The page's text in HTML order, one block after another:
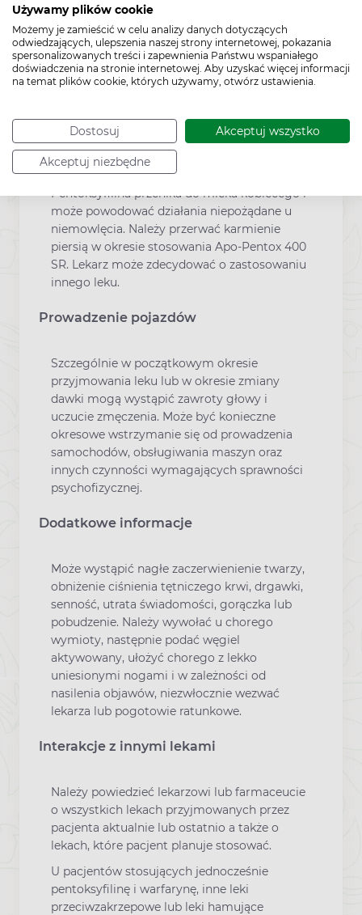
Używamy plików cookie
Możemy je zamieścić w celu analizy danych dotyczących
odwiedzających, ulepszenia naszej strony internetowej, pokazania
spersonalizowanych treści i zapewnienia Państwu wspaniałego
doświadczenia na stronie internetowej. Aby uzyskać więcej informacji
na temat plików cookie, których używamy, otwórz ustawienia.
Dostosuj Akceptuj wszystko
Akceptuj niezbędne
Przed zastosowaniem jakiegokolwiek leku
należy poradzić się lekarza lub farmaceuty.
Ciąża
Apo-Pentox 400 SR może być stosowany w
lekarza korzyść dla matki przeważa nad
potencjalnym zagrożeniem dla płodu.
Karmienie piersią
Pentoksyfilina przenika do mleka kobiecego i
może powodować działania niepożądane u
niemowlęcia. Należy przerwać karmienie
piersią w okresie stosowania Apo-Pentox 400
SR. Lekarz może zdecydować o zastosowaniu
innego leku.
Prowadzenie pojazdów
Szczególnie w początkowym okresie
przyjmowania leku lub w okresie zmiany
dawki mogą wystąpić zawroty głowy i
uczucie zmęczenia. Może być konieczne
okresowe wstrzymanie się od prowadzenia
samochodów, obsługiwania maszyn oraz
innych czynności wymagających sprawności
psychofizycznej.
Dodatkowe informacje
Może wystąpić nagłe zaczerwienienie twarzy,
obniżenie ciśnienia tętniczego krwi, drgawki,
senność, utrata świadomości, gorączka lub
pobudzenie. Należy wywołać u chorego
wymioty, następnie podać węgiel
aktywowany, ułożyć chorego z lekko
uniesionymi nogami i w zależności od
nasilenia objawów, niezwłocznie wezwać
lekarza lub pogotowie ratunkowe.
Interakcje z innymi lekami
Należy powiedzieć lekarzowi lub farmaceucie
o wszystkich lekach przyjmowanych przez
pacjenta aktualnie lub ostatnio a także o
lekach, które pacjent planuje stosować.
U pacjentów stosujących jednocześnie
pentoksyfilinę i warfarynę, inne leki
przeciwzakrzepowe lub leki hamujące